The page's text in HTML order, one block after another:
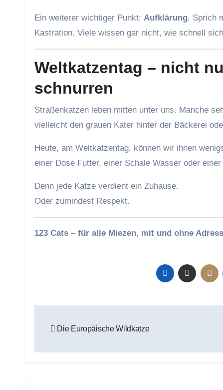
Ein weiterer wichtiger Punkt: Aufklärung. Sprich
Kastration. Viele wissen gar nicht, wie schnell
Weltkatzentag – nicht
schnurren
Straßenkatzen leben mitten unter uns. Manche
vielleicht den grauen Kater hinter der Bäckerei
Heute, am Weltkatzentag, können wir ihnen
einer Dose Futter, einer Schale Wasser oder
Denn jede Katze verdient ein Zuhause.
Oder zumindest Respekt.
123 Cats – für alle Miezen, mit und ohne
Die Europäische Wildkatze